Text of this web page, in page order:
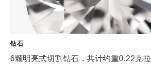
钻石
6颗明亮式切割钻石，共计约重0.22克拉